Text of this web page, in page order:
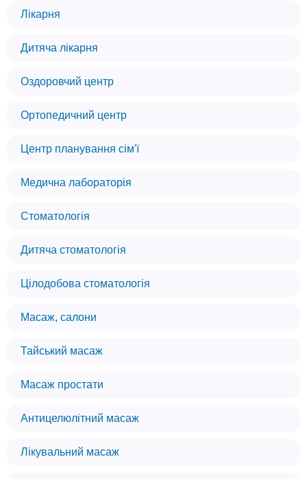
Лікарня
Дитяча лікарня
Оздоровчий центр
Ортопедичний центр
Центр планування сім'ї
Медична лабораторія
Стоматологія
Дитяча стоматологія
Цілодобова стоматологія
Масаж, салони
Тайський масаж
Масаж простати
Антицелюлітний масаж
Лікувальний масаж